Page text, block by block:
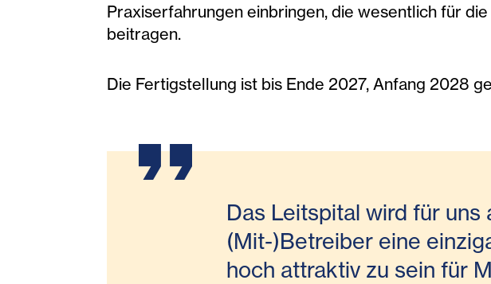
Praxiserfahrungen einbringen, die wesentlich für
beitragen.
Die Fertigstellung ist bis Ende 2027, Anfang 2028
Das Leitspital wird für uns
(Mit-)Betreiber eine
hoch attraktiv zu sein für